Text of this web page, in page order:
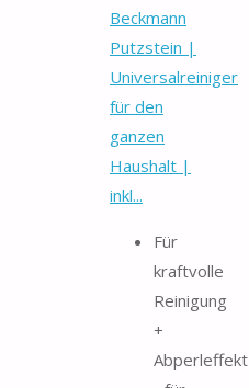
Beckmann
Putzstein |
Universalreiniger
für den
ganzen
Haushalt |
inkl...
Für
kraftvolle
Reinigung
+
Abperleffekt